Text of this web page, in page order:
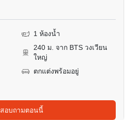
1 ห้องน้ำ
240 ม. จาก BTS วงเวียน
ใหญ่
ตกแต่งพร้อมอยู่
สอบถามตอนนี้